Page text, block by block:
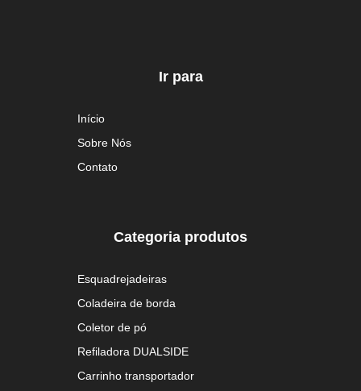
Ir para
Início
Sobre Nós
Contato
Categoria produtos
Esquadrejadeiras
Coladeira de borda
Coletor de pó
Refiladora DUALSIDE
Carrinho transportador